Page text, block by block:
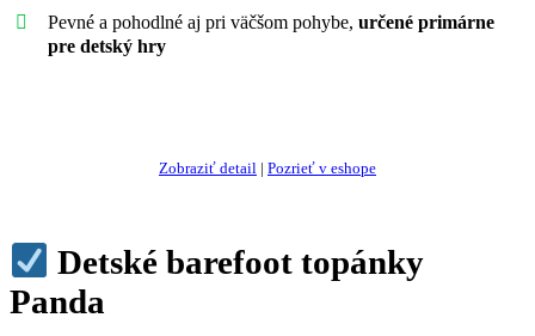
Pevné a pohodlné aj pri väčšom pohybe, určené primárne
pre detský hry
Zobraziť detail | Pozrieť v eshope
Detské barefoot topánky
Panda